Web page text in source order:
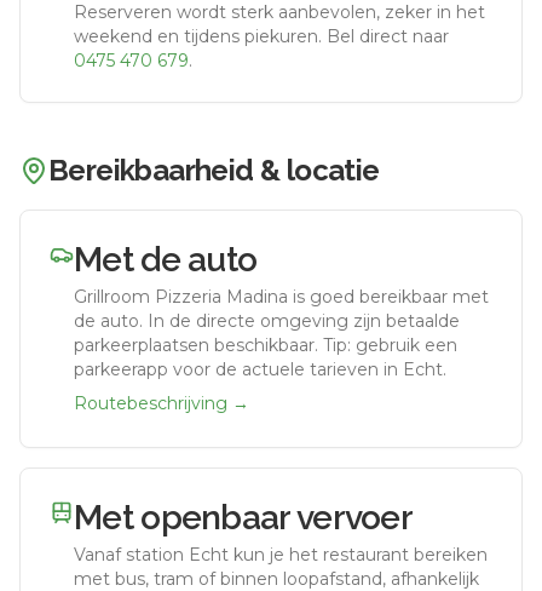
Reserveren wordt sterk aanbevolen, zeker in het
weekend en tijdens piekuren. Bel direct naar
0475 470 679.
Bereikbaarheid & locatie
Met de auto
Grillroom Pizzeria Madina is goed bereikbaar met
de auto. In de directe omgeving zijn betaalde
parkeerplaatsen beschikbaar. Tip: gebruik een
parkeerapp voor de actuele tarieven in Echt.
Routebeschrijving →
Met openbaar vervoer
Vanaf station Echt kun je het restaurant bereiken
met bus, tram of binnen loopafstand, afhankelijk